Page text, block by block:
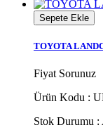
Sepete Ekle
TOYOTA
Fiyat Sorunuz
Ürün Kodu :
Stok Durumu :